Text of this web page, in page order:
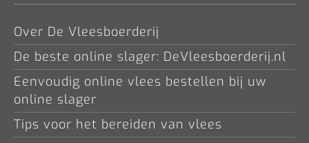
Over De Vleesboerderij
De beste online slager: DeVleesboerderij.nl
Eenvoudig online vlees bestellen bij uw
online slager
Tips voor het bereiden van vlees